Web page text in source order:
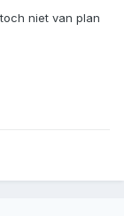
niet van plan